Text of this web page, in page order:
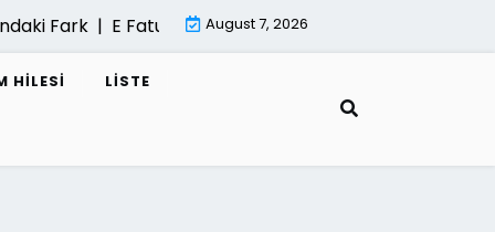
Fark |E Fatura Cozum Ortagi Nasil Secilir |
August 7, 2026
HILESI LISTE